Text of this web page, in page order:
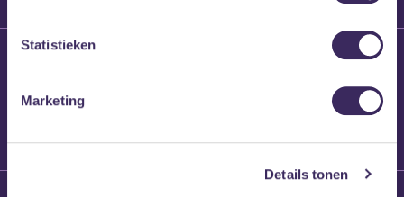
Statistieken
Marketing
Details tonen
Brennt Vanneste